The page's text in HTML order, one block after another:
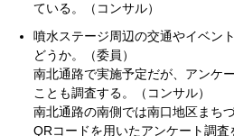
ている。（コンサル）
噴水ステージ周辺の交通やイベン
どうか。（委員）
南北通路で実施予定だが、アンケ
ことも調査する。（コンサル）
南北通路の南側では南口地区まち
QRコードを用いたアンケート調査